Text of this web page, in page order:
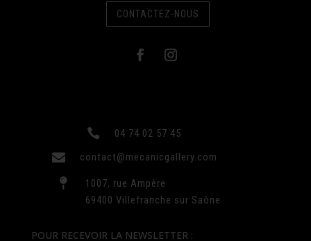
CONTACTEZ-NOUS
 04 74 02 57 45
 contact@mecanicgallery.com

1007, rue Ampère
69400 Villefranche sur Saône
POUR RECEVOIR LA NEWSLETTER :